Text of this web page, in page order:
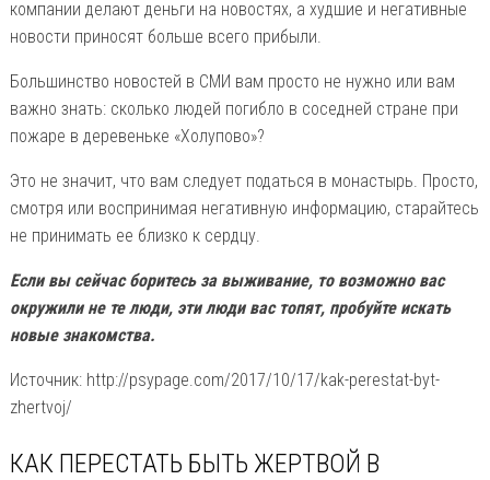
компании делают деньги на новостях, а худшие и негативные
новости приносят больше всего прибыли.
Большинство новостей в СМИ вам просто не нужно или вам
важно знать: сколько людей погибло в соседней стране при
пожаре в деревеньке «Холупово»?
Это не значит, что вам следует податься в монастырь. Просто,
смотря или воспринимая негативную информацию, старайтесь
не принимать ее близко к сердцу.
Если вы сейчас боритесь за выживание, то возможно вас
окружили не те люди, эти люди вас топят, пробуйте искать
новые знакомства.
Источник: http://psypage.com/2017/10/17/kak-perestat-byt-
zhertvoj/
КАК ПЕРЕСТАТЬ БЫТЬ ЖЕРТВОЙ В